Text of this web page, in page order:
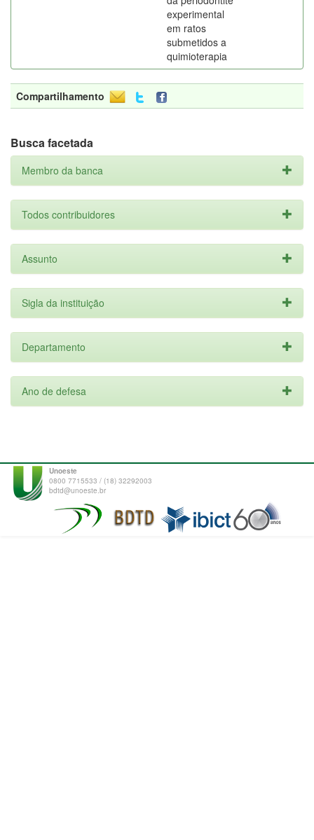
experimental
em ratos
submetidos a
quimioterapia
Compartilhamento
Busca facetada
Membro da banca
Todos contribuidores
Assunto
Sigla da instituição
Departamento
Ano de defesa
Unoeste
0800 7715533 / (18) 32292003
bdtd@unoeste.br